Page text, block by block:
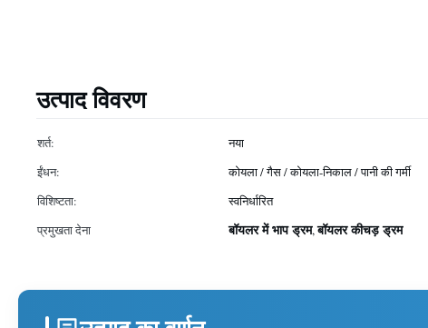
उत्पाद विवरण
शर्त: नया
ईंधन:
कोयला / गैस / कोयला-निकाल / पानी की गर्मी
विशिष्टता:
स्वनिर्धारित
प्रमुखता देना
बॉयलर में भाप ड्रम,बॉयलर कीचड़ ड्रम